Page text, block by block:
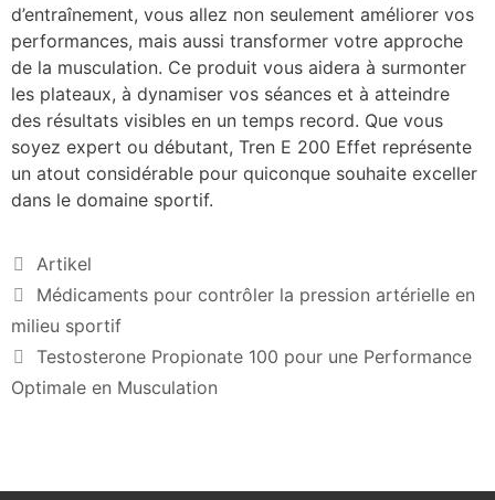
d’entraînement, vous allez non seulement améliorer vos
performances, mais aussi transformer votre approche
de la musculation. Ce produit vous aidera à surmonter
les plateaux, à dynamiser vos séances et à atteindre
des résultats visibles en un temps record. Que vous
soyez expert ou débutant, Tren E 200 Effet représente
un atout considérable pour quiconque souhaite exceller
dans le domaine sportif.
Artikel
Médicaments pour contrôler la pression artérielle en
milieu sportif
Testosterone Propionate 100 pour une Performance
Optimale en Musculation